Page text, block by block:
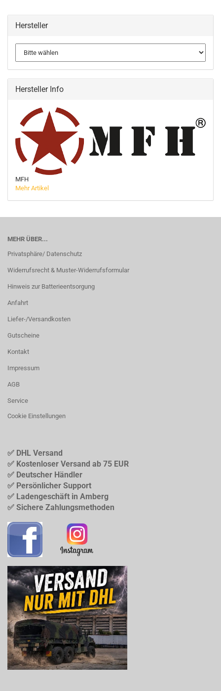
Hersteller
Hersteller Info
MFH
Mehr Artikel
MEHR ÜBER...
Privatsphäre/ Datenschutz
Widerrufsrecht & Muster-Widerrufsformular
Hinweis zur Batterieentsorgung
Anfahrt
Liefer-/Versandkosten
Gutscheine
Kontakt
Impressum
AGB
Service
Cookie Einstellungen
✅ DHL Versand
✅ Kostenloser Versand ab 75 EUR
✅ Deutscher Händler
✅ Persönlicher Support
✅ Ladengeschäft in Amberg
✅ Sichere Zahlungsmethoden